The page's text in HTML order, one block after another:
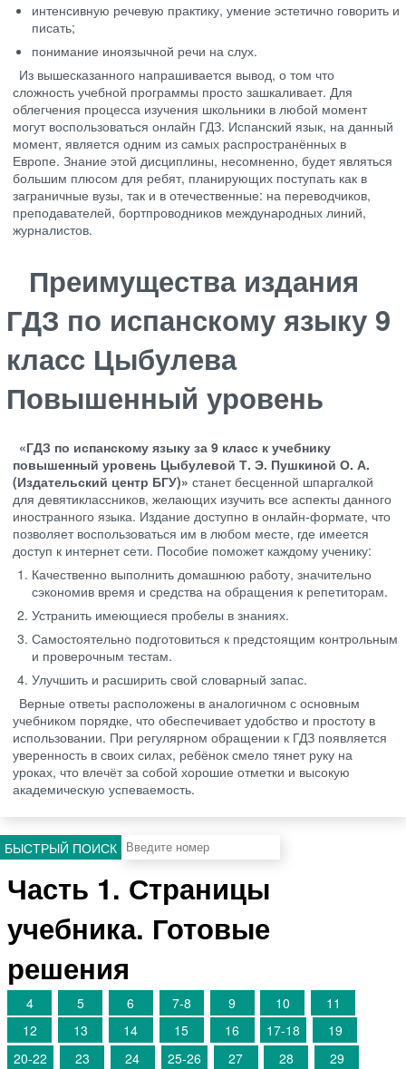
интенсивную речевую практику, умение эстетично говорить и
писать;
понимание иноязычной речи на слух.
Из вышесказанного напрашивается вывод, о том что
сложность учебной программы просто зашкаливает. Для
облегчения процесса изучения школьники в любой момент
могут воспользоваться онлайн ГДЗ. Испанский язык, на данный
момент, является одним из самых распространённых в
Европе. Знание этой дисциплины, несомненно, будет являться
большим плюсом для ребят, планирующих поступать как в
заграничные вузы, так и в отечественные: на переводчиков,
преподавателей, бортпроводников международных линий,
журналистов.
Преимущества издания
ГДЗ по испанскому языку 9
класс Цыбулева
Повышенный уровень
«ГДЗ по испанскому языку за 9 класс к учебнику
повышенный уровень Цыбулевой Т. Э. Пушкиной О. А.
(Издательский центр БГУ)» станет бесценной шпаргалкой
для девятиклассников, желающих изучить все аспекты данного
иностранного языка. Издание доступно в онлайн-формате, что
позволяет воспользоваться им в любом месте, где имеется
доступ к интернет сети. Пособие поможет каждому ученику:
Качественно выполнить домашнюю работу, значительно
сэкономив время и средства на обращения к репетиторам.
Устранить имеющиеся пробелы в знаниях.
Самостоятельно подготовиться к предстоящим контрольным
и проверочным тестам.
Улучшить и расширить свой словарный запас.
Верные ответы расположены в аналогичном с основным
учебником порядке, что обеспечивает удобство и простоту в
использовании. При регулярном обращении к ГДЗ появляется
уверенность в своих силах, ребёнок смело тянет руку на
уроках, что влечёт за собой хорошие отметки и высокую
академическую успеваемость.
БЫСТРЫЙ ПОИСК
Часть 1. Страницы
учебника. Готовые
решения
4 5 6 7-8 9 10
11
12
13 14 15 16 17-18
19
20-22
23 24 25-26 27 28
29